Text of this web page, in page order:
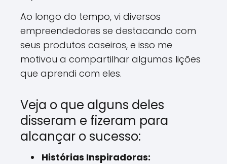
Ao longo do tempo, vi diversos
empreendedores se destacando com
seus produtos caseiros, e isso me
motivou a compartilhar algumas lições
que aprendi com eles.
Veja o que alguns deles
disseram e fizeram para
alcançar o sucesso:
Histórias Inspiradoras: